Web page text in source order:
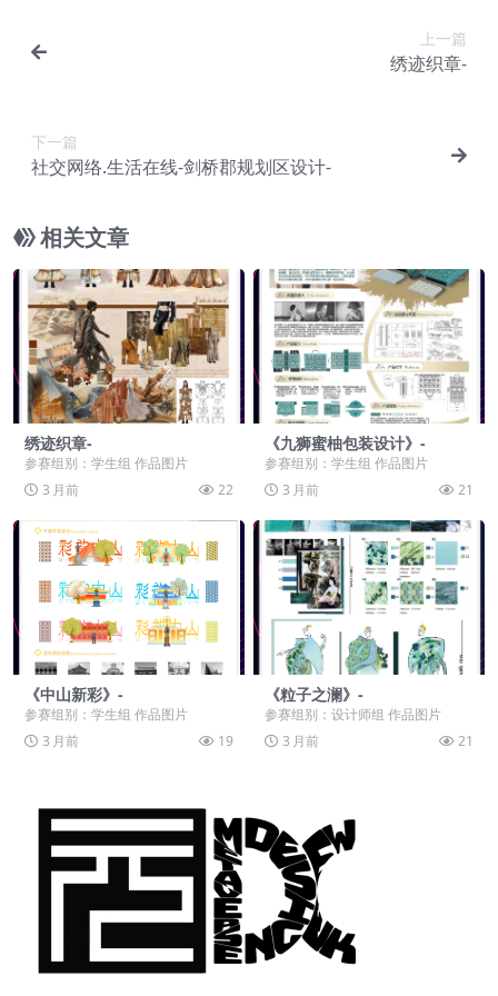
上一篇
绣迹织章-
下一篇
社交网络.生活在线-剑桥郡规划区设计-
相关文章
绣迹织章-
参赛组别：学生组 作品图片
3 月前
22
《九狮蜜柚包装设计》-
参赛组别：学生组 作品图片
3 月前
21
《中山新彩》-
参赛组别：学生组 作品图片
3 月前
19
《粒子之澜》-
参赛组别：设计师组 作品图片
3 月前
21